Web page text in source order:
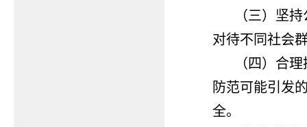
（三）坚
对待不同社会
（四）合
防范可能引发
全。